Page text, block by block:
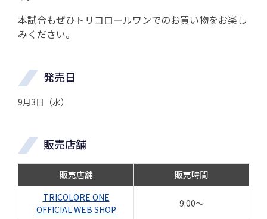
本試合もぜひトリコロールワンでのお買い物をお楽し
みください。
発売日
9月3日（水）
販売店舗
販売店舗
販売時間
TRICOLORE ONE
OFFICIAL WEB SHOP
9:00～